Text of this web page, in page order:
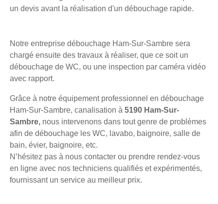
un devis avant la réalisation d'un débouchage rapide.
Notre entreprise débouchage Ham-Sur-Sambre sera
chargé ensuite des travaux à réaliser, que ce soit un
débouchage de WC, ou une inspection par caméra vidéo
avec rapport.
Grâce à notre équipement professionnel en débouchage
Ham-Sur-Sambre, canalisation à 5190 Ham-Sur-
Sambre, nous intervenons dans tout genre de problèmes
afin de débouchage les WC, lavabo, baignoire, salle de
bain, évier, baignoire, etc.
N’hésitez pas à nous contacter ou prendre rendez-vous
en ligne avec nos techniciens qualifiés et expérimentés,
fournissant un service au meilleur prix.